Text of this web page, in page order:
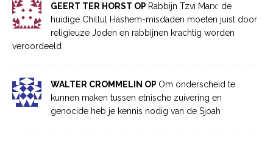
GEERT TER HORST OP Rabbijn Tzvi Marx: de
huidige Chillul Hashem-misdaden moeten juist door
religieuze Joden en rabbijnen krachtig worden
veroordeeld
WALTER CROMMELIN OP Om onderscheid te
kunnen maken tussen etnische zuivering en
genocide heb je kennis nodig van de Sjoah